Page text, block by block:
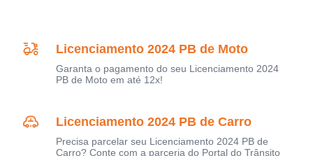
Licenciamento 2024 PB de Moto
Garanta o pagamento do seu Licenciamento 2024
PB de Moto em até 12x!
Licenciamento 2024 PB de Carro
Precisa parcelar seu Licenciamento 2024 PB de
Carro? Conte com a parceria do Portal do Trânsito